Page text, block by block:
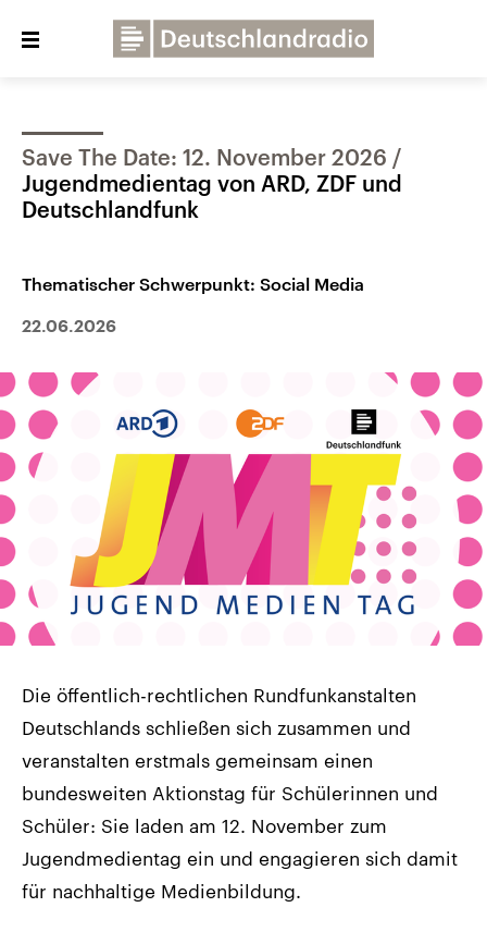
Close
Deutschlandfunk Kultur
Deutschlandfunk Nova
Über uns Programme Presse
Dialog und Kontakt Veranstaltungen
Save The Date: 12. November 2026
Jugendmedientag von ARD, ZDF und
Deutschlandfunk
Thematischer Schwerpunkt: Social Media
22.06.2026
Die öffentlich-rechtlichen Rundfunkanstalten
Deutschlands schließen sich zusammen und
veranstalten erstmals gemeinsam einen
bundesweiten Aktionstag für Schülerinnen und
Schüler: Sie laden am 12. November zum
Jugendmedientag ein und engagieren sich damit
für nachhaltige Medienbildung.